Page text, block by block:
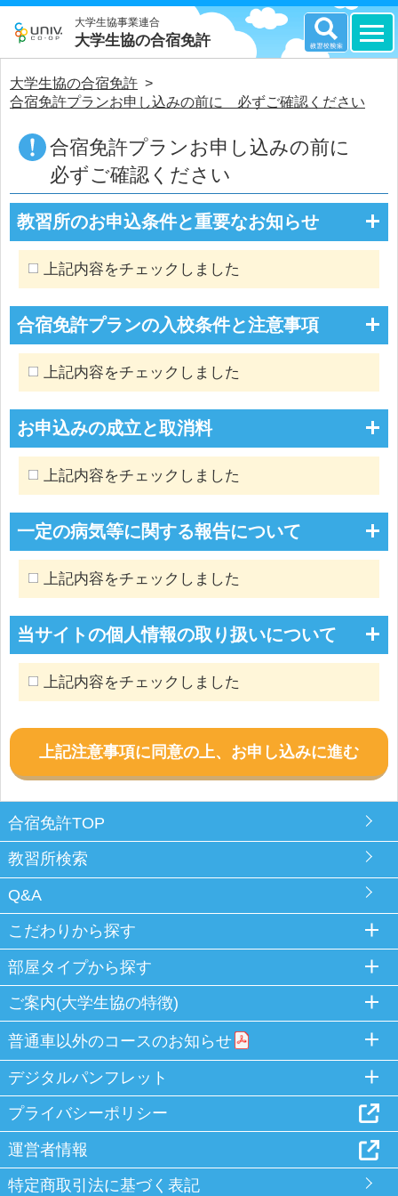
大学生協事業連合
大学生協の合宿免許
大学生協の合宿免許 >
合宿免許プランお申し込みの前に 必ずご確認ください
合宿免許プランお申し込みの前に
必ずご確認ください
教習所のお申込条件と重要なお知らせ
上記内容をチェックしました
合宿免許プランの入校条件と注意事項
上記内容をチェックしました
お申込みの成立と取消料
上記内容をチェックしました
一定の病気等に関する報告について
上記内容をチェックしました
当サイトの個人情報の取り扱いについて
上記内容をチェックしました
上記注意事項に同意の上、お申し込みに進む
合宿免許TOP
教習所検索
Q&A
こだわりから探す
部屋タイプから探す
ご案内(大学生協の特徴)
普通車以外のコースのお知らせ
デジタルパンフレット
プライバシーポリシー
運営者情報
特定商取引法に基づく表記